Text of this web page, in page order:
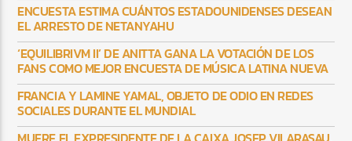
ENCUESTA ESTIMA CUÁNTOS ESTADOUNIDENSES DESEAN
EL ARRESTO DE NETANYAHU
‘EQUILIBRIVM II’ DE ANITTA GANA LA VOTACIÓN DE LOS
FANS COMO MEJOR ENCUESTA DE MÚSICA LATINA NUEVA
FRANCIA Y LAMINE YAMAL, OBJETO DE ODIO EN REDES
SOCIALES DURANTE EL MUNDIAL